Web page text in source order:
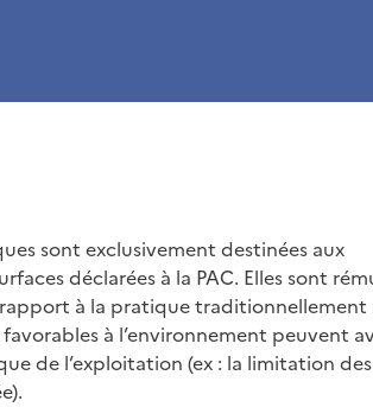
sont exclusivement destinées aux
déclarées à la PAC. Elles sont
à la pratique traditionnellement
à l’environnement peuvent
de l’exploitation (ex : la limitation des